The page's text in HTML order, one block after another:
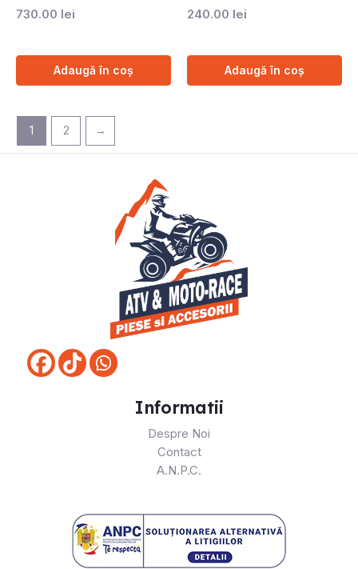
730.00 lei
Adaugă în coș
240.00 lei
Adaugă în coș
1 2 →
Informatii
Despre Noi
Contact
A.N.P.C.